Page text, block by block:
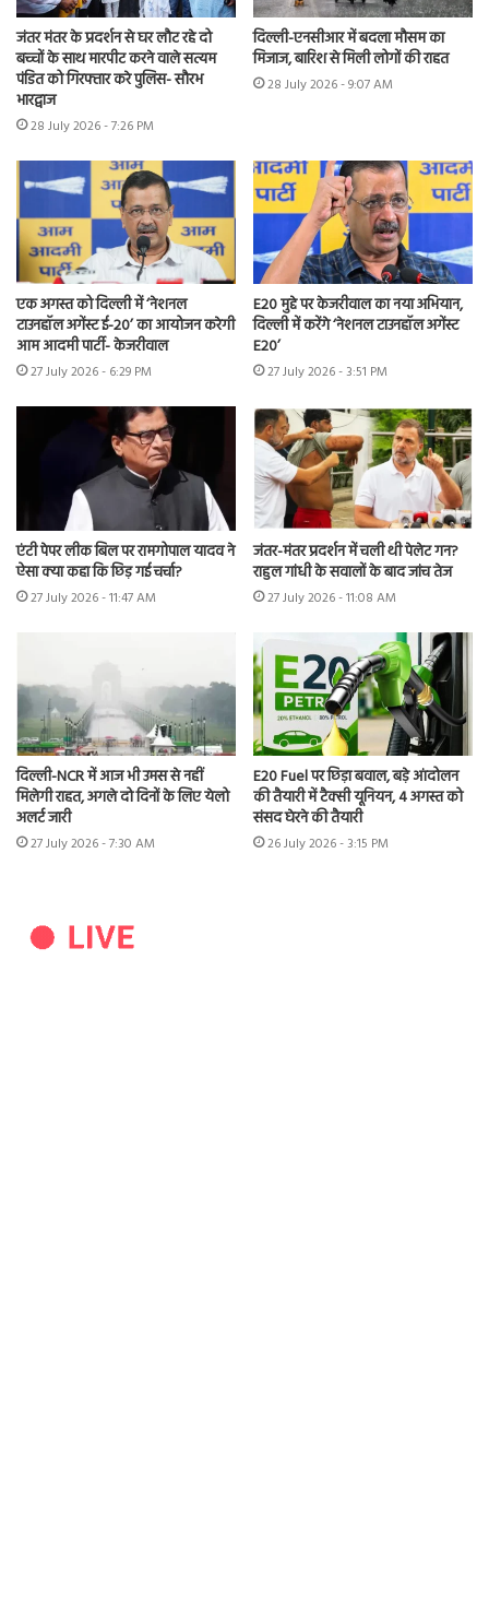
जंतर मंतर के प्रदर्शन से घर लौट रहे दो
बच्चों के साथ मारपीट करने वाले सत्यम
पंडित को गिरफ्तार करे पुलिस- सौरभ
भारद्वाज
28 July 2026 - 7:26 PM
दिल्ली-एनसीआर में बदला मौसम का
मिजाज, बारिश से मिली लोगों की राहत
28 July 2026 - 9:07 AM
एक अगस्त को दिल्ली में ‘नेशनल
टाउनहॉल अगेंस्ट ई-20’ का आयोजन करेगी
आम आदमी पार्टी- केजरीवाल
27 July 2026 - 6:29 PM
E20 मुद्दे पर केजरीवाल का नया अभियान,
दिल्ली में करेंगे ‘नेशनल टाउनहॉल अगेंस्ट
E20’
27 July 2026 - 3:51 PM
एंटी पेपर लीक बिल पर रामगोपाल यादव ने
ऐसा क्या कहा कि छिड़ गई चर्चा?
27 July 2026 - 11:47 AM
जंतर-मंतर प्रदर्शन में चली थी पेलेट गन?
राहुल गांधी के सवालों के बाद जांच तेज
27 July 2026 - 11:08 AM
दिल्ली-NCR में आज भी उमस से नहीं
मिलेगी राहत, अगले दो दिनों के लिए येलो
अलर्ट जारी
27 July 2026 - 7:30 AM
E20 Fuel पर छिड़ा बवाल, बड़े आंदोलन
की तैयारी में टैक्सी यूनियन, 4 अगस्त को
संसद घेरने की तैयारी
26 July 2026 - 3:15 PM